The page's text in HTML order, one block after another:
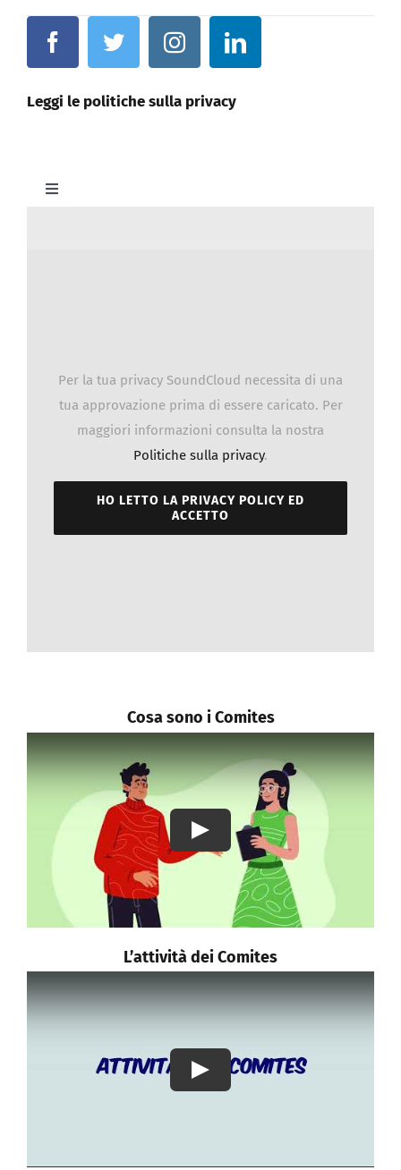
Leggi le politiche sulla privacy
Toggle
Galleria fotografica
Notizie
REGISTRATI
Per la tua privacy SoundCloud necessita di una
tua approvazione prima di essere caricato. Per
maggiori informazioni consulta la nostra
Politiche sulla privacy.
HO LETTO LA PRIVACY POLICY ED
ACCETTO
Cosa sono i Comites
Play
L’attività dei Comites
Play